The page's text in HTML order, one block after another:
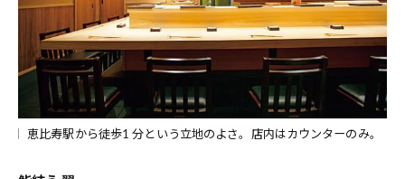
恵比寿駅から徒歩1 分という立地のよさ。店内はカウンターのみ。